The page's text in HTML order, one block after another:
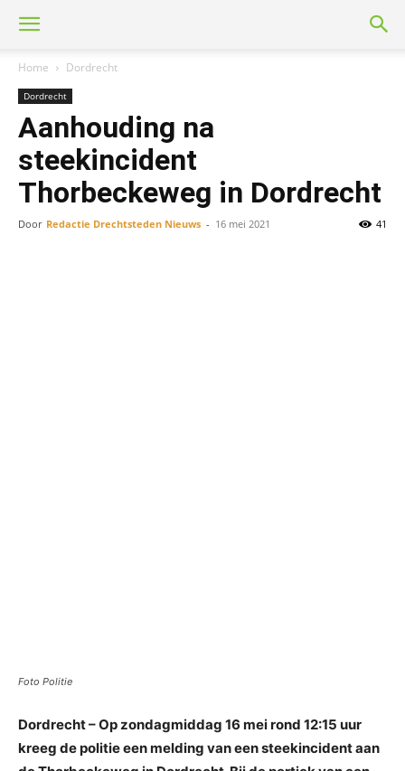
Home Dordrecht
Dordrecht
Aanhouding na
steekincident
Thorbeckeweg in Dordrecht
Door Redactie Drechtsteden Nieuws - 16 mei 2021 41
Foto Politie
Dordrecht – Op zondagmiddag 16 mei rond 12:15 uur
kreeg de politie een melding van een steekincident aan